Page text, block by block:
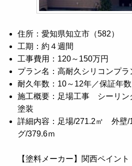
住所：愛知県知立市（582）
工期：約４週間
工事費用：120～150万円
プラン名：高耐久シリコンプラ
耐久年数：10～12年／保証年
施工概要：足場工事 シーリ
塗装
詳細内容：足場/271.2㎡ 外壁
グ/379.6ｍ
【塗料メーカー】関西ペイント